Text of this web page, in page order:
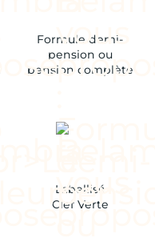
Formule demi-
pension ou
pension complète
Labellisé
Clef Verte